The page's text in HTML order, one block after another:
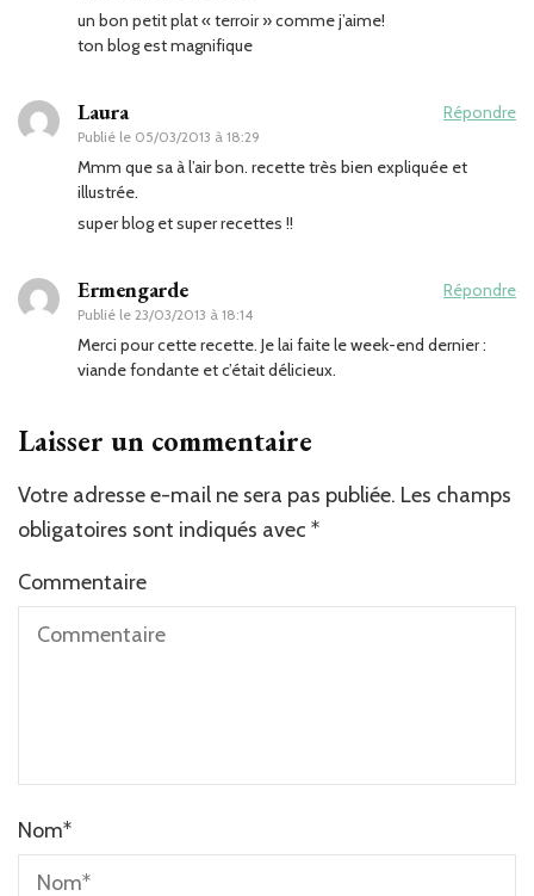
un bon petit plat « terroir » comme j’aime!
ton blog est magnifique
Laura
Publié le 05/03/2013 à 18:29
Répondre
Mmm que sa à l’air bon. recette très bien expliquée et
illustrée.
super blog et super recettes !!
Ermengarde
Publié le 23/03/2013 à 18:14
Répondre
Merci pour cette recette. Je lai faite le week-end dernier :
viande fondante et c’était délicieux.
Laisser un commentaire
Votre adresse e-mail ne sera pas publiée. Les champs
obligatoires sont indiqués avec *
Commentaire
Nom*